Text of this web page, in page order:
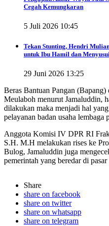
Cegah Kemungkaran
5 Juli 2026 10:45
Tekan Stunting, Hendri
untuk Ibu Hamil dan
29 Juni 2026 13:25
Beras Bantuan Pangan
Meulaboh menurut Jamaluddin,
dilakukan maka menjadi hal
pelayanan badan usaha lembaga
Anggota Komisi IV DPR RI
S.H. M.H melakukan rises ke
Bulog, Jamaluddin juga
pemerintah yang beredar di
Share
share on facebook
share on twitter
share on whatsapp
share on telegram